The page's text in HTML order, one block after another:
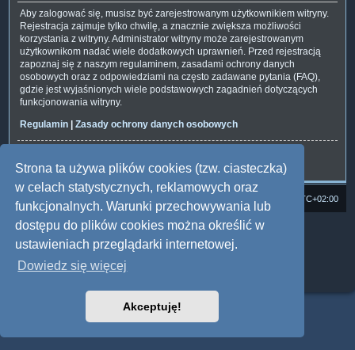
Strona ta używa plików cookies (tzw. ciasteczka)
w celach statystycznych, reklamowych oraz
funkcjonalnych. Warunki przechowywania lub
dostępu do plików cookies można określić w
ustawieniach przeglądarki internetowej.
Dowiedz się więcej
Akceptuję!
Aby zalogować się, musisz być zarejestrowanym użytkownikiem witryny.
Rejestracja zajmuje tylko chwilę, a znacznie zwiększa możliwości
korzystania z witryny. Administrator witryny może zarejestrowanym
użytkownikom nadać wiele dodatkowych uprawnień. Przed rejestracją
zapoznaj się z naszym regulaminem, zasadami ochrony danych
osobowych oraz z odpowiedziami na często zadawane pytania (FAQ),
gdzie jest wyjaśnionych wiele podstawowych zagadnień dotyczących
funkcjonowania witryny.
Regulamin | Zasady ochrony danych osobowych
UTC+02:00
Technologię dostarczaphpBB ® Forum Software © phpBB Limited
Polski pakiet językowy dostarczaphpBB.pl
Style: Multi Design by Joyce&Luna
phpBB
Zasady ochrony danych osobowych